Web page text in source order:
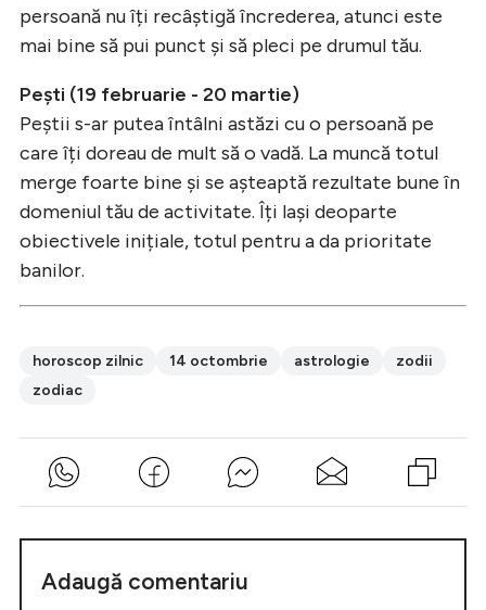
persoană nu îți recâștigă încrederea, atunci este
mai bine să pui punct și să pleci pe drumul tău.
Pești (19 februarie - 20 martie)
Peștii s-ar putea întâlni astăzi cu o persoană pe
care îți doreau de mult să o vadă. La muncă totul
merge foarte bine și se așteaptă rezultate bune în
domeniul tău de activitate. Îți lași deoparte
obiectivele inițiale, totul pentru a da prioritate
banilor.
horoscop zilnic 14 octombrie astrologie
zodii
zodiac
Adaugă comentariu